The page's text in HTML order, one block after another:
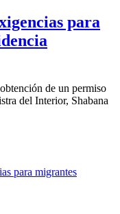
para
de un permiso
del Interior, Shabana